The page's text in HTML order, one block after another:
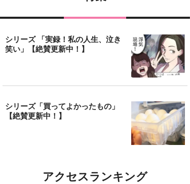
シリーズ 「実録！私の人生、泣き
笑い」【絶賛更新中！】
シリーズ「買ってよかったもの」
【絶賛更新中！】
アクセスランキング